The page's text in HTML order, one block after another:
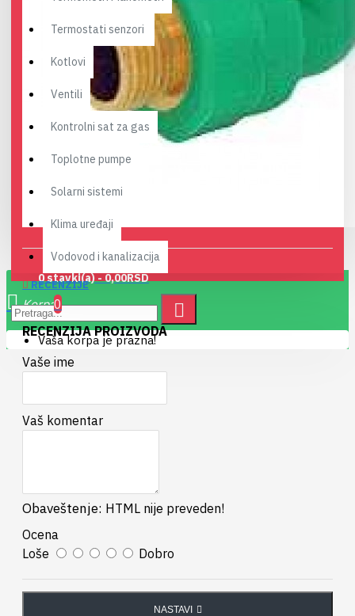
0 stavki(a) - 0,00RSD
0
Vaša korpa je prazna!
Termostati senzori
Kotlovi
Ventili
Kontrolni sat za gas
Toplotne pumpe
Solarni sistemi
Klima uređaji
Vodovod i kanalizacija
RECENZIJE
RECENZIJA PROIZVODA
Vaše ime
Vaš komentar
Obaveštenje: HTML nije preveden!
Ocena
Loše
Dobro
NASTAVI